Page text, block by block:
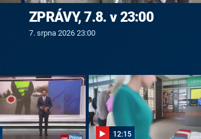
ZPRÁVY, 7.8. v 23:00
7. srpna 2026 23:00
12:15